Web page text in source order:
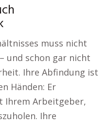
muss nicht
und schon gar nicht
Ihre Abfindung ist
Händen: Er
Ihrem Arbeitgeber,
Ihre